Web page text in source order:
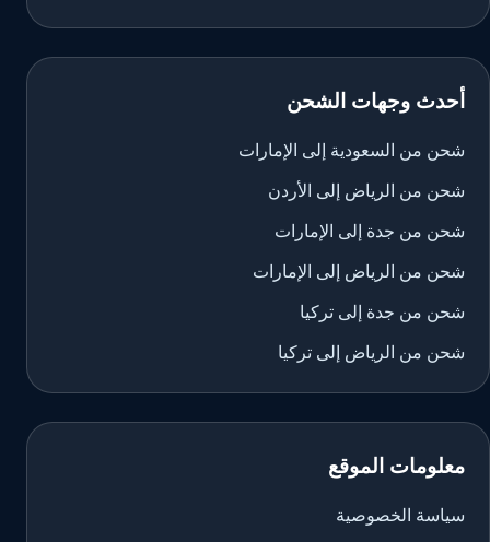
أحدث وجهات الشحن
شحن من السعودية إلى الإمارات
شحن من الرياض إلى الأردن
شحن من جدة إلى الإمارات
شحن من الرياض إلى الإمارات
شحن من جدة إلى تركيا
شحن من الرياض إلى تركيا
معلومات الموقع
سياسة الخصوصية